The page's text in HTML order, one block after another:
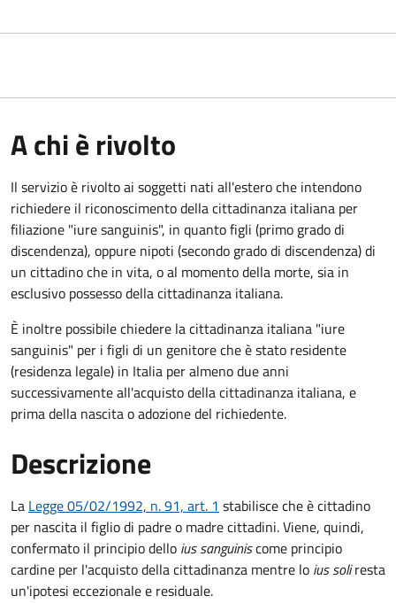
A chi è rivolto
Il servizio è rivolto ai soggetti nati all'estero che intendono
richiedere il riconoscimento della cittadinanza italiana per
filiazione "iure sanguinis", in quanto figli (primo grado di
discendenza), oppure nipoti (secondo grado di discendenza) di
un cittadino che in vita, o al momento della morte, sia in
esclusivo possesso della cittadinanza italiana.
È inoltre possibile chiedere la cittadinanza italiana "iure
sanguinis" per i figli di un genitore che è stato residente
(residenza legale) in Italia per almeno due anni
successivamente all'acquisto della cittadinanza italiana, e
prima della nascita o adozione del richiedente.
Descrizione
La Legge 05/02/1992, n. 91, art. 1 stabilisce che è cittadino
per nascita il figlio di padre o madre cittadini. Viene, quindi,
confermato il principio dello ius sanguiniscome principio
cardine per l'acquisto della cittadinanza mentre lo ius soliresta
un'ipotesi eccezionale e residuale.